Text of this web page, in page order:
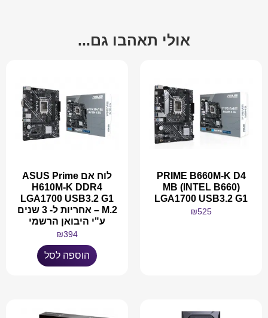
אולי תאהבו גם...
PRIME B660M-K D4
MB (INTEL B660)
LGA1700 USB3.2 G1
₪525
לוח אם ASUS Prime
H610M-K DDR4
LGA1700 USB3.2 G1
M.2 – אחריות ל- 3 שנים
ע"י היבואן הרשמי
₪394
הוספה לסל